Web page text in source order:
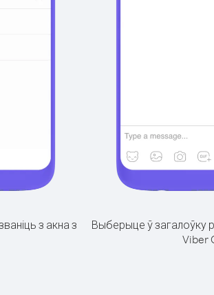
з акна з
Выберыце ў загалоўку
Viber